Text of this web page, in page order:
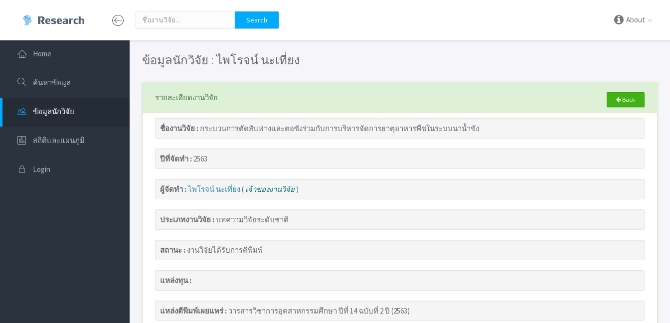
About
Home
ค้นหาข้อมูล
ข้อมูลนักวิจัย
สถิติและแผนภูมิ
Login
ข้อมูลนักวิจัย : ไพโรจน์ นะเที่ยง
รายละเอียดงานวิจัย Back
ชื่องานวิจัย : กระบวนการตัดสับฟางและตอซังร่วมกับการบริหารจัดการธาตุอาหารพืชในระบบนาน้ำขัง
ปีที่จัดทำ : 2563
ผู้จัดทำ :ไพโรจน์ นะเที่ยง( เจ้าของงานวิจัย)
ประเภทงานวิจัย :บทความวิจัยระดับชาติ
สถานะ : งานวิจัยได้รับการตีพิมพ์
แหล่งทุน :
แหล่งตีพิมพ์เผยแพร่ : วารสารวิชาการอุตสาหกรรมศึกษา ปีที่ 14 ฉบับที่ 2 ปี (2563)